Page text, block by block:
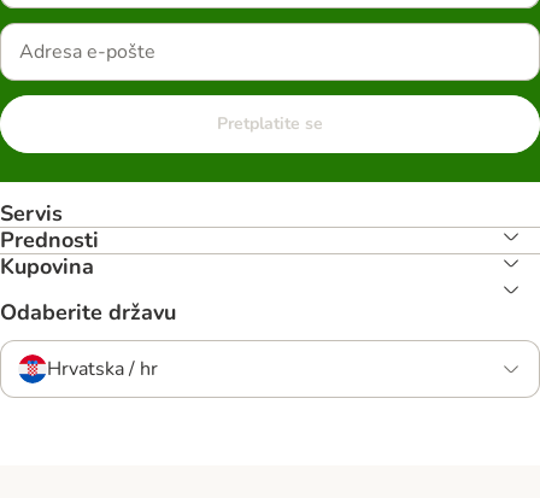
Pretplatite se
Servis
Prednosti
Kupovina
Odaberite državu
Hrvatska / hr